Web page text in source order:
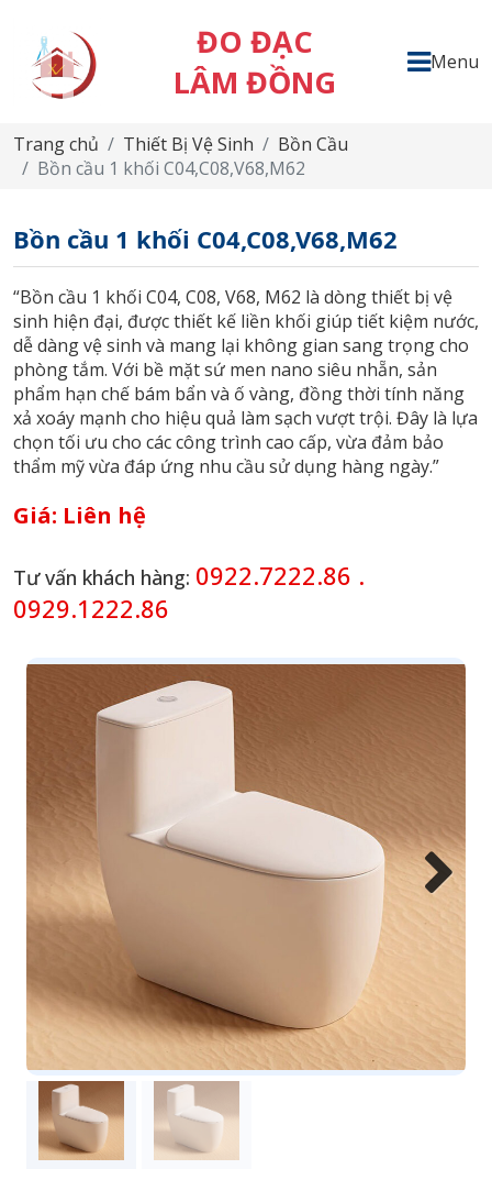
ĐO ĐẠC
LÂM ĐỒNG
Menu
Trang chủ Thiết Bị Vệ Sinh
Bồn Cầu
Bồn cầu 1 khối C04,C08,V68,M62
Bồn cầu 1 khối C04,C08,V68,M62
“Bồn cầu 1 khối C04, C08, V68, M62 là dòng thiết bị vệ
sinh hiện đại, được thiết kế liền khối giúp tiết kiệm nước,
dễ dàng vệ sinh và mang lại không gian sang trọng cho
phòng tắm. Với bề mặt sứ men nano siêu nhẵn, sản
phẩm hạn chế bám bẩn và ố vàng, đồng thời tính năng
xả xoáy mạnh cho hiệu quả làm sạch vượt trội. Đây là lựa
chọn tối ưu cho các công trình cao cấp, vừa đảm bảo
thẩm mỹ vừa đáp ứng nhu cầu sử dụng hàng ngày.”
Giá: Liên hệ
Tư vấn khách hàng: 0922.7222.86 .
0929.1222.86
Next